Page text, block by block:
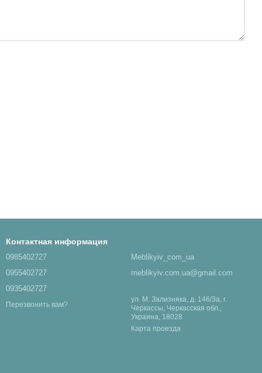
Контактная информация
0985402727
0955402727
0935402727
Перезвонить вам?
Meblikyiv_com_ua
meblikyiv.com.ua@gmail.com
ул. М. Зализняка, д. 146/3а, г.
Черкассы, Черкасская обл.,
Украина, 18028
Карта проезда